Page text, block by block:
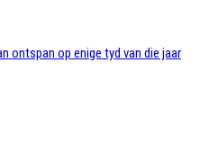
ontspan op enige tyd van die jaar